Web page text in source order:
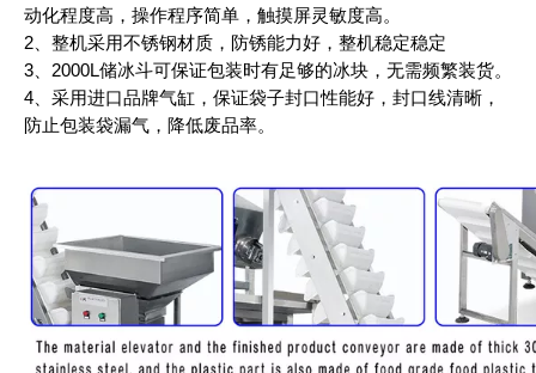
动化程度高，操作程序简单，触摸屏灵敏度高。
2、整机采用不锈钢材质，防锈能力好，整机稳定稳定
3、2000L储冰斗可保证包装时有足够的冰块，无需频繁装货。
4、采用进口品牌气缸，保证袋子封口性能好，封口线清晰，
防止包装袋漏气，降低废品率。